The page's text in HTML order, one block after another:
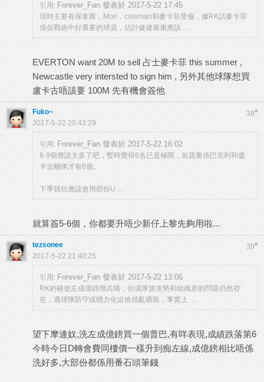
引用: Forever_Fan 發表於 2017-5-22 17:45
現時主要有保拿斯，Mori，coleman和麥卡菲受傷，據RK話麥卡菲
係佢戰術中好重要的球員，估計健健康康應該 ...
EVERTON want 20M to sell 占士麥卡菲 this summer ,
Newcastle very intersted to sign him , 另外其他球隊想買
盧卡古唔該要 100M 先有機會簽他
38#
Fuko~
2017-5-22 20:43:29
引用: Forever_Fan 發表於 2017-5-22 16:02
8-9個應該太多了吧，暫時覺得6名已是極限，前題重係巴克利和盧
卡古離隊才有6個。
下季我估應該會用部份U ...
就算簽5-6個，你都要升唔少新仔上黎先夠用啦...
39#
tezsonee
2017-5-22 21:40:25
引用: Forever_Fan 發表於 2017-5-22 13:06
RK的確使左成億鎊增兵喎，但成隊波攻勢和組織差的問題仍然存
在，遇球隊防守或體力化迫搶就亂哂龍，事實上 ...
望下摩連奴,洗左成億鎊買一個普巴,有咩表現,成績跌落第6
今時今日D轉會費同樓價一樣升到痴左線,成億鎊相比唔係
洗好多,大部份都係用番石頭筆錢